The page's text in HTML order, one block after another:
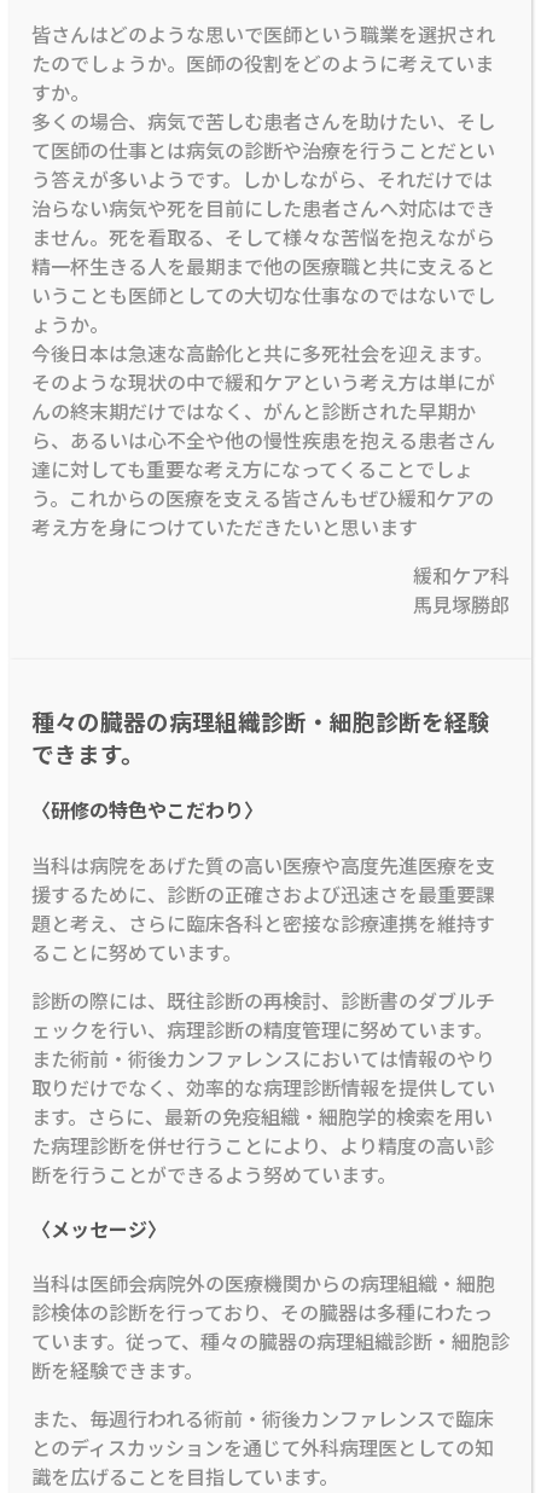
皆さんはどのような思いで医師という職業を選択され
たのでしょうか。医師の役割をどのように考えていま
すか。
多くの場合、病気で苦しむ患者さんを助けたい、そし
て医師の仕事とは病気の診断や治療を行うことだとい
う答えが多いようです。しかしながら、それだけでは
治らない病気や死を目前にした患者さんへ対応はでき
ません。死を看取る、そして様々な苦悩を抱えながら
精一杯生きる人を最期まで他の医療職と共に支えると
いうことも医師としての大切な仕事なのではないでし
ょうか。
今後日本は急速な高齢化と共に多死社会を迎えます。
そのような現状の中で緩和ケアという考え方は単にが
んの終末期だけではなく、がんと診断された早期か
ら、あるいは心不全や他の慢性疾患を抱える患者さん
達に対しても重要な考え方になってくることでしょ
う。これからの医療を支える皆さんもぜひ緩和ケアの
考え方を身につけていただきたいと思います
緩和ケア科
馬見塚勝郎
種々の臓器の病理組織診断・細胞診断を経験
できます。
〈研修の特色やこだわり〉
当科は病院をあげた質の高い医療や高度先進医療を支
援するために、診断の正確さおよび迅速さを最重要課
題と考え、さらに臨床各科と密接な診療連携を維持す
ることに努めています。
診断の際には、既往診断の再検討、診断書のダブルチ
ェックを行い、病理診断の精度管理に努めています。
また術前・術後カンファレンスにおいては情報のやり
取りだけでなく、効率的な病理診断情報を提供してい
ます。さらに、最新の免疫組織・細胞学的検索を用い
た病理診断を併せ行うことにより、より精度の高い診
断を行うことができるよう努めています。
〈メッセージ〉
当科は医師会病院外の医療機関からの病理組織・細胞
診検体の診断を行っており、その臓器は多種にわたっ
ています。従って、種々の臓器の病理組織診断・細胞診
断を経験できます。
また、毎週行われる術前・術後カンファレンスで臨床
とのディスカッションを通じて外科病理医としての知
識を広げることを目指しています。